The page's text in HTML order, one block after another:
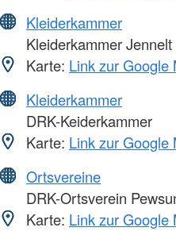
Kleiderkammer
Kleiderkammer Jennelt
Karte: Link zur Google
Kleiderkammer
DRK-Keiderkammer
Karte: Link zur Google
Ortsvereine
DRK-Ortsverein
Karte: Link zur Google